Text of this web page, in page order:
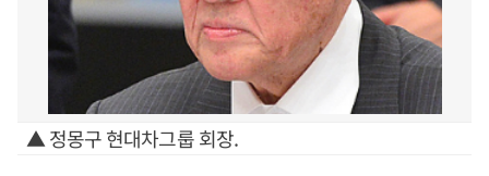
▲ 정몽구 현대차그룹 회장.